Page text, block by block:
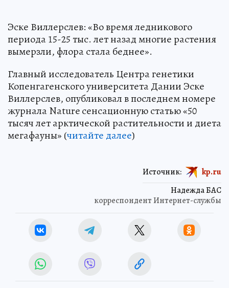
Эске Виллерслев: «Во время ледникового
периода 15-25 тыс. лет назад многие растения
вымерзли, флора стала беднее».
Главный исследователь Центра генетики
Копенгагенского университета Дании Эске
Виллерслев, опубликовал в последнем номере
журнала Nature сенсационную статью «50
тысяч лет арктической растительности и диета
мегафауны» (читайте далее)
Надежда БАС
корреспондент Интернет-службы
Источник: kp.ru